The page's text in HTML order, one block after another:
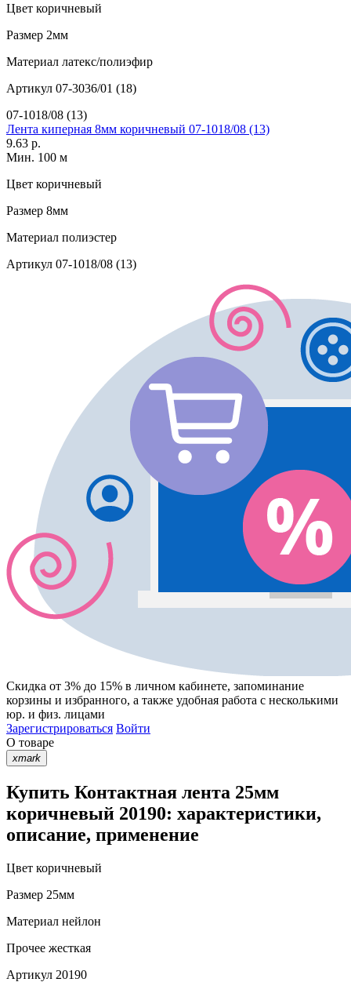
Цвет коричневый
Размер 2мм
Материал латекс/полиэфир
Артикул 07-3036/01 (18)
07-1018/08 (13)
Лента киперная 8мм коричневый 07-1018/08 (13)
9.63 р.
Мин. 100 м
Цвет коричневый
Размер 8мм
Материал полиэстер
Артикул 07-1018/08 (13)
Скидка от 3% до 15% в личном кабинете, запоминание
корзины и избранного, а также удобная работа с несколькими
юр. и физ. лицами
Зарегистрироваться Войти
О товаре
xmark
Купить Контактная лента 25мм
коричневый 20190: характеристики,
описание, применение
Цвет коричневый
Размер 25мм
Материал нейлон
Прочее жесткая
Артикул 20190